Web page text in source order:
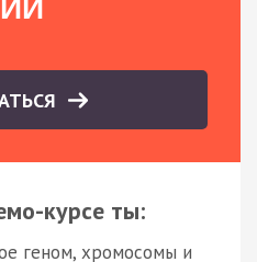
курсе ты:
геном, хромосомы и